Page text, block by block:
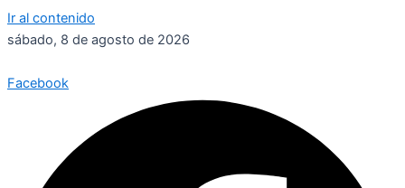
Ir al contenido
sábado, 8 de agosto de 2026
Facebook